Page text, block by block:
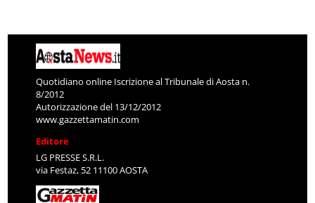
Quotidiano online Iscrizione al Tribunale di Aosta n.
8/2012
Autorizzazione del 13/12/2012
www.gazzettamatin.com
Editore
LG PRESSE S.R.L.
via Festaz, 52 11100 AOSTA